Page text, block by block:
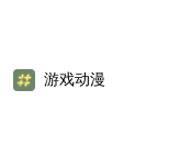
游戏动漫